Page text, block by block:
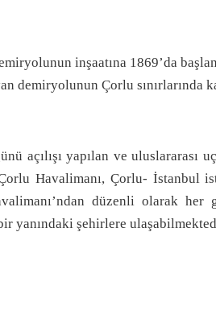
inşaatına 1869’da
demiryolunun Çorlu sınırlarında
açılışı yapılan ve
Havalimanı, Çorlu- İstanbul
düzenli olarak her
yanındaki şehirlere